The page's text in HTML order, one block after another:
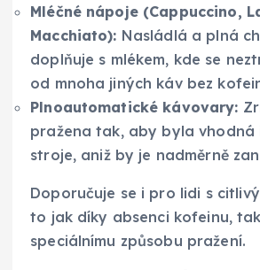
Mléčné nápoje (Cappuccino,
Macchiato): Nasládlá a plná
doplňuje s mlékem, kde se
od mnoha jiných káv bez
Plnoautomatické kávovary:
pražena tak, aby byla
stroje, aniž by je nadměrně
Doporučuje se i pro lidi s
to jak díky absenci kofeinu,
speciálnímu způsobu pražení.